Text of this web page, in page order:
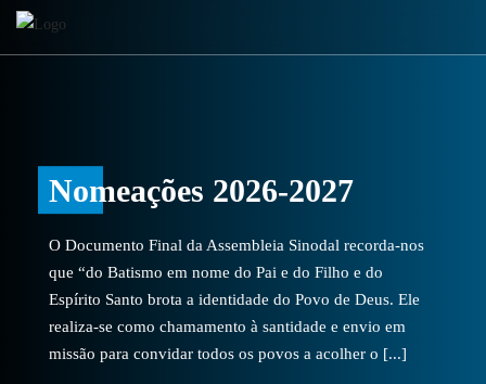
Nomeações 2026-2027
O Documento Final da Assembleia Sinodal recorda-nos
que “do Batismo em nome do Pai e do Filho e do
Espírito Santo brota a identidade do Povo de Deus. Ele
realiza-se como chamamento à santidade e envio em
missão para convidar todos os povos a acolher o [...]